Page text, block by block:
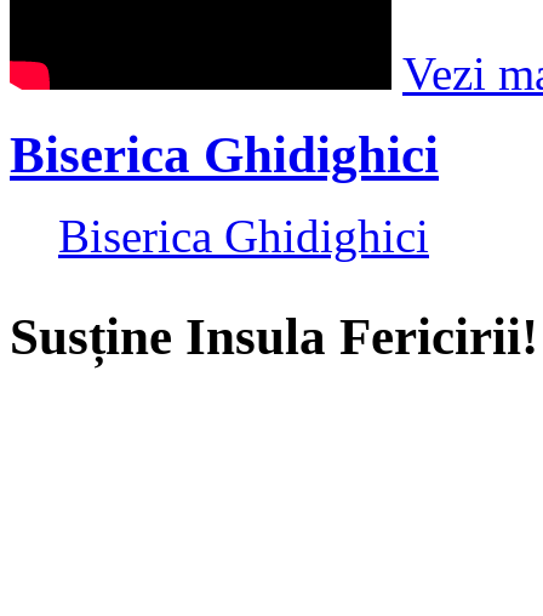
Vezi
Biserica Ghidighici
Biserica Ghidighici
Susține Insula Fericirii!